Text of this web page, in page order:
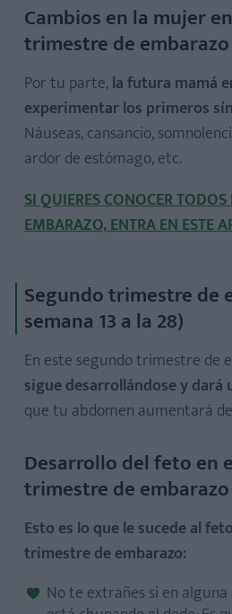
Cambios en la mujer
trimestre de embarazo
Por tu parte,la futura mamá
experimentar los primeros
Náuseas, cansancio,
ardor de estómago, etc.
SI QUIERES CONOCER
EMBARAZO, ENTRA EN ESTE
Segundo trimestre de
semana 13 a la 28)
En este segundo trimestre de
sigue desarrollándose y
que tu abdomen aumentará
Desarrollo del feto en
trimestre de embarazo
Esto es lo que le sucede al
trimestre de embarazo:
No te extrañes si en